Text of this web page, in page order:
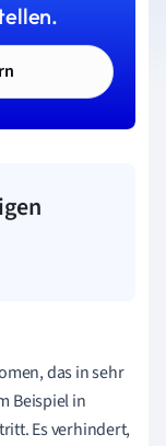
das in sehr
Beispiel in
Es verhindert,